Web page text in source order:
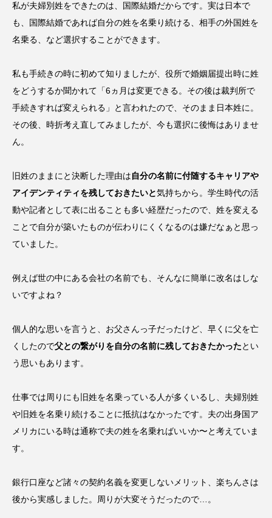
私が夫婦別姓をできたのは、国際結婚だからです。実は日本で
も、国際結婚であれば自分の姓を名乗り続ける、相手の外国姓を
名乗る、など選択することができます。
私も手続きの時に初めて知りましたが、役所で婚姻届提出時に姓
をどうするか聞かれて「6ヵ月は変更できる。その後は裁判所で
手続きすれば変えられる」と言われたので、そのまま日本姓に。
その後、時折考え直してみましたが、今も選択に後悔はありませ
ん。
旧姓のままにと決断した理由は自分の名前に付随するキャリアや
アイデンティティを残しておきたいと気持ちから。学生時代の活
動や記者として表に出ることも多い経歴だったので、姓を変える
ことで自分が築いたものが伝わりにくくなるのは嫌だなぁと思っ
ていました。
例えば世の中にある会社の名前でも、そんなに簡単に改名はしな
いですよね？
個人的な思いを言うと、お父さんっ子だったけど、早くに父を亡
くしたので父との繋がりを自分の名前に残しておきたかったとい
う思いもあります。
仕事では周りにも旧姓を名乗っている人が多くいるし、夫婦別姓
や旧姓を名乗り続けることに抵抗はなかったです。夫の出身国ア
メリカにいる時は通称で夫の姓を名乗ればいいか〜と考えていま
す。
銀行口座など諸々の契約名義を変更しないメリット、楽ちんさは
後から実感しました。周りが大変そうだったので…。